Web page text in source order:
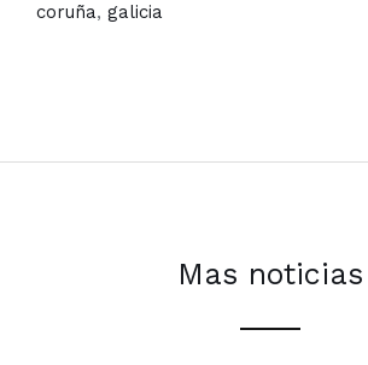
coruña, galicia
Mas noticias